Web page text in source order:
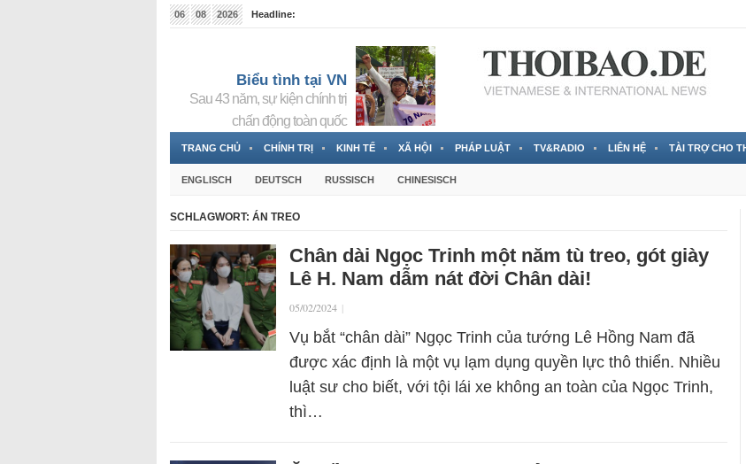
06 08 2026
Headline:
Biểu tình tại VN
Sau 43 năm, sự kiện chính trị
chấn động toàn quốc
TRANG CHỦ CHÍNH TRỊ KINH TẾ XÃ HỘI PHÁP LUẬT TV&RADIO LIÊN HỆ TÀI TRỢ CHO
ENGLISCH DEUTSCH RUSSISCH CHINESISCH
SCHLAGWORT: ÁN TREO
Chân dài Ngọc Trinh một năm tù treo, gót giày
Lê H. Nam dẫm nát đời Chân dài!
05/02/2024 |
Vụ bắt “chân dài” Ngọc Trinh của tướng Lê Hồng Nam đã
được xác định là một vụ lạm dụng quyền lực thô thiển. Nhiều
luật sư cho biết, với tội lái xe không an toàn của Ngọc Trinh,
thì…